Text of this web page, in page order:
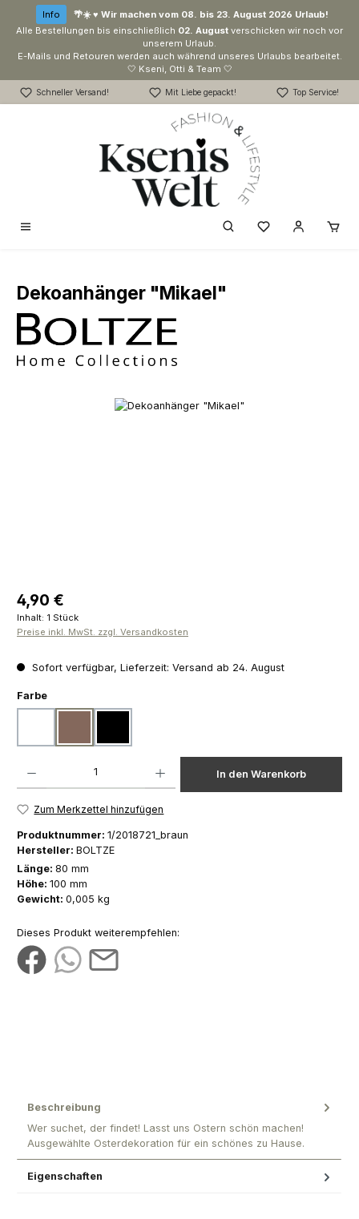
Zum Hauptinhalt springen
Info
🌴☀️ ♥ Wir machen vom 08. bis 23. August 2026 Urlaub!
Alle Bestellungen bis einschließlich 02. August verschicken wir noch vor
unserem Urlaub.
E-Mails und Retouren werden auch während unseres Urlaubs bearbeitet.
🤍 Kseni, Otti & Team 🤍
Schneller Versand! Mit Liebe gepackt! Top Service!
Du hast 0
Dekoanhänger "Mikael"
Bildergalerie überspringen
Regulärer Preis:
4,90 €
Inhalt: 1 Stück
Preise inkl. MwSt. zzgl. Versandkosten
Sofort verfügbar, Lieferzeit: Versand ab 24. August
Farbeauswählen
In den Warenkorb
Zum Merkzettel hinzufügen
Produktnummer: 1/2018721_braun
Hersteller: BOLTZE
Länge: 80 mm
Höhe: 100 mm
Gewicht: 0,005 kg
Dieses Produkt weiterempfehlen:
Beschreibung
Wer suchet, der findet! Lasst uns Ostern schön machen!
Ausgewählte Osterdekoration für ein schönes zu Hause.
Eigenschaften